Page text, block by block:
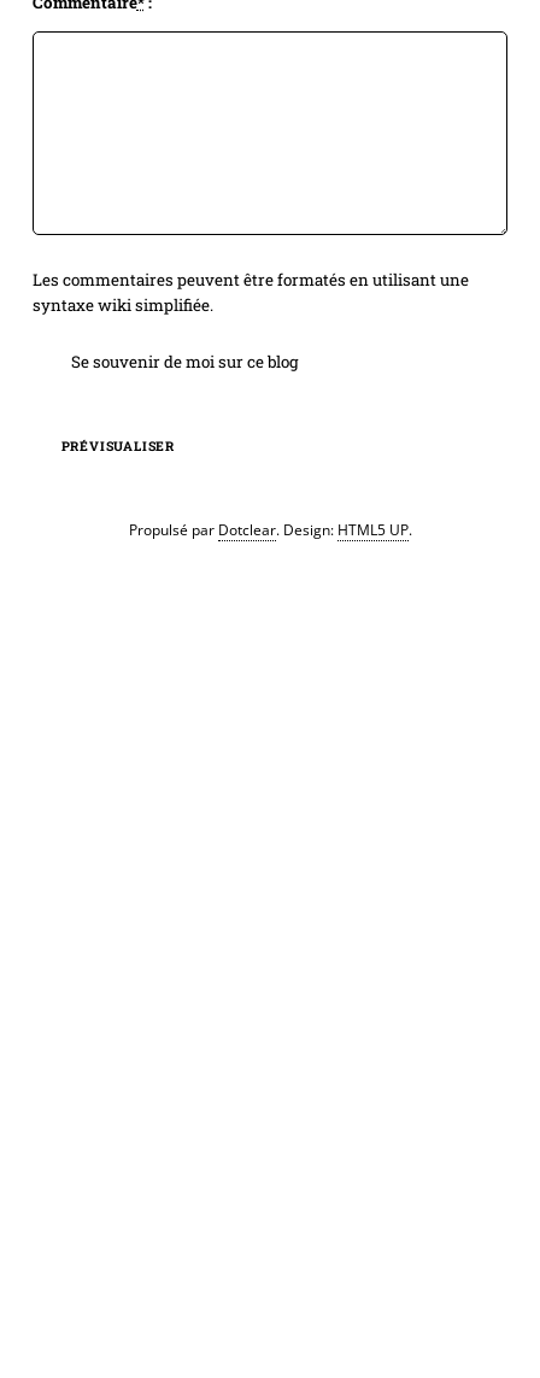
Les commentaires peuvent être formatés en utilisant une
syntaxe wiki simplifiée.
Se souvenir de moi sur ce blog
PRÉVISUALISER
Propulsé par Dotclear. Design: HTML5 UP.